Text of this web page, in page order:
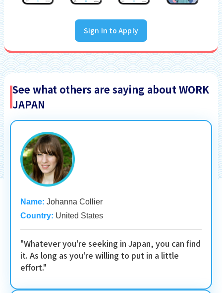
Sign In to Apply
See what others are saying about WORK
JAPAN
Name: Johanna Collier
Country: United States
"Whatever you're seeking in Japan, you can find
it. As long as you're willing to put in a little
effort."